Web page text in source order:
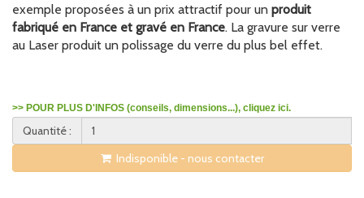
exemple proposées à un prix attractif pour un produit
fabriqué en France et gravé en France. La gravure sur verre
au Laser produit un polissage du verre du plus bel effet.
>> POUR PLUS D'INFOS (conseils, dimensions...), cliquez ici.
Quantité :
Indisponible - nous contacter